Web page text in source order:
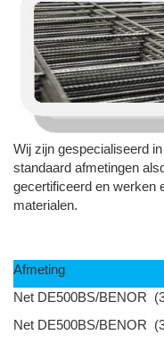
Wij zijn gespecialiseerd
standaard afmetingen
gecertificeerd en werken
materialen.
Afmeting
Net DE500BS/BENOR
Net DE500BS/BENOR